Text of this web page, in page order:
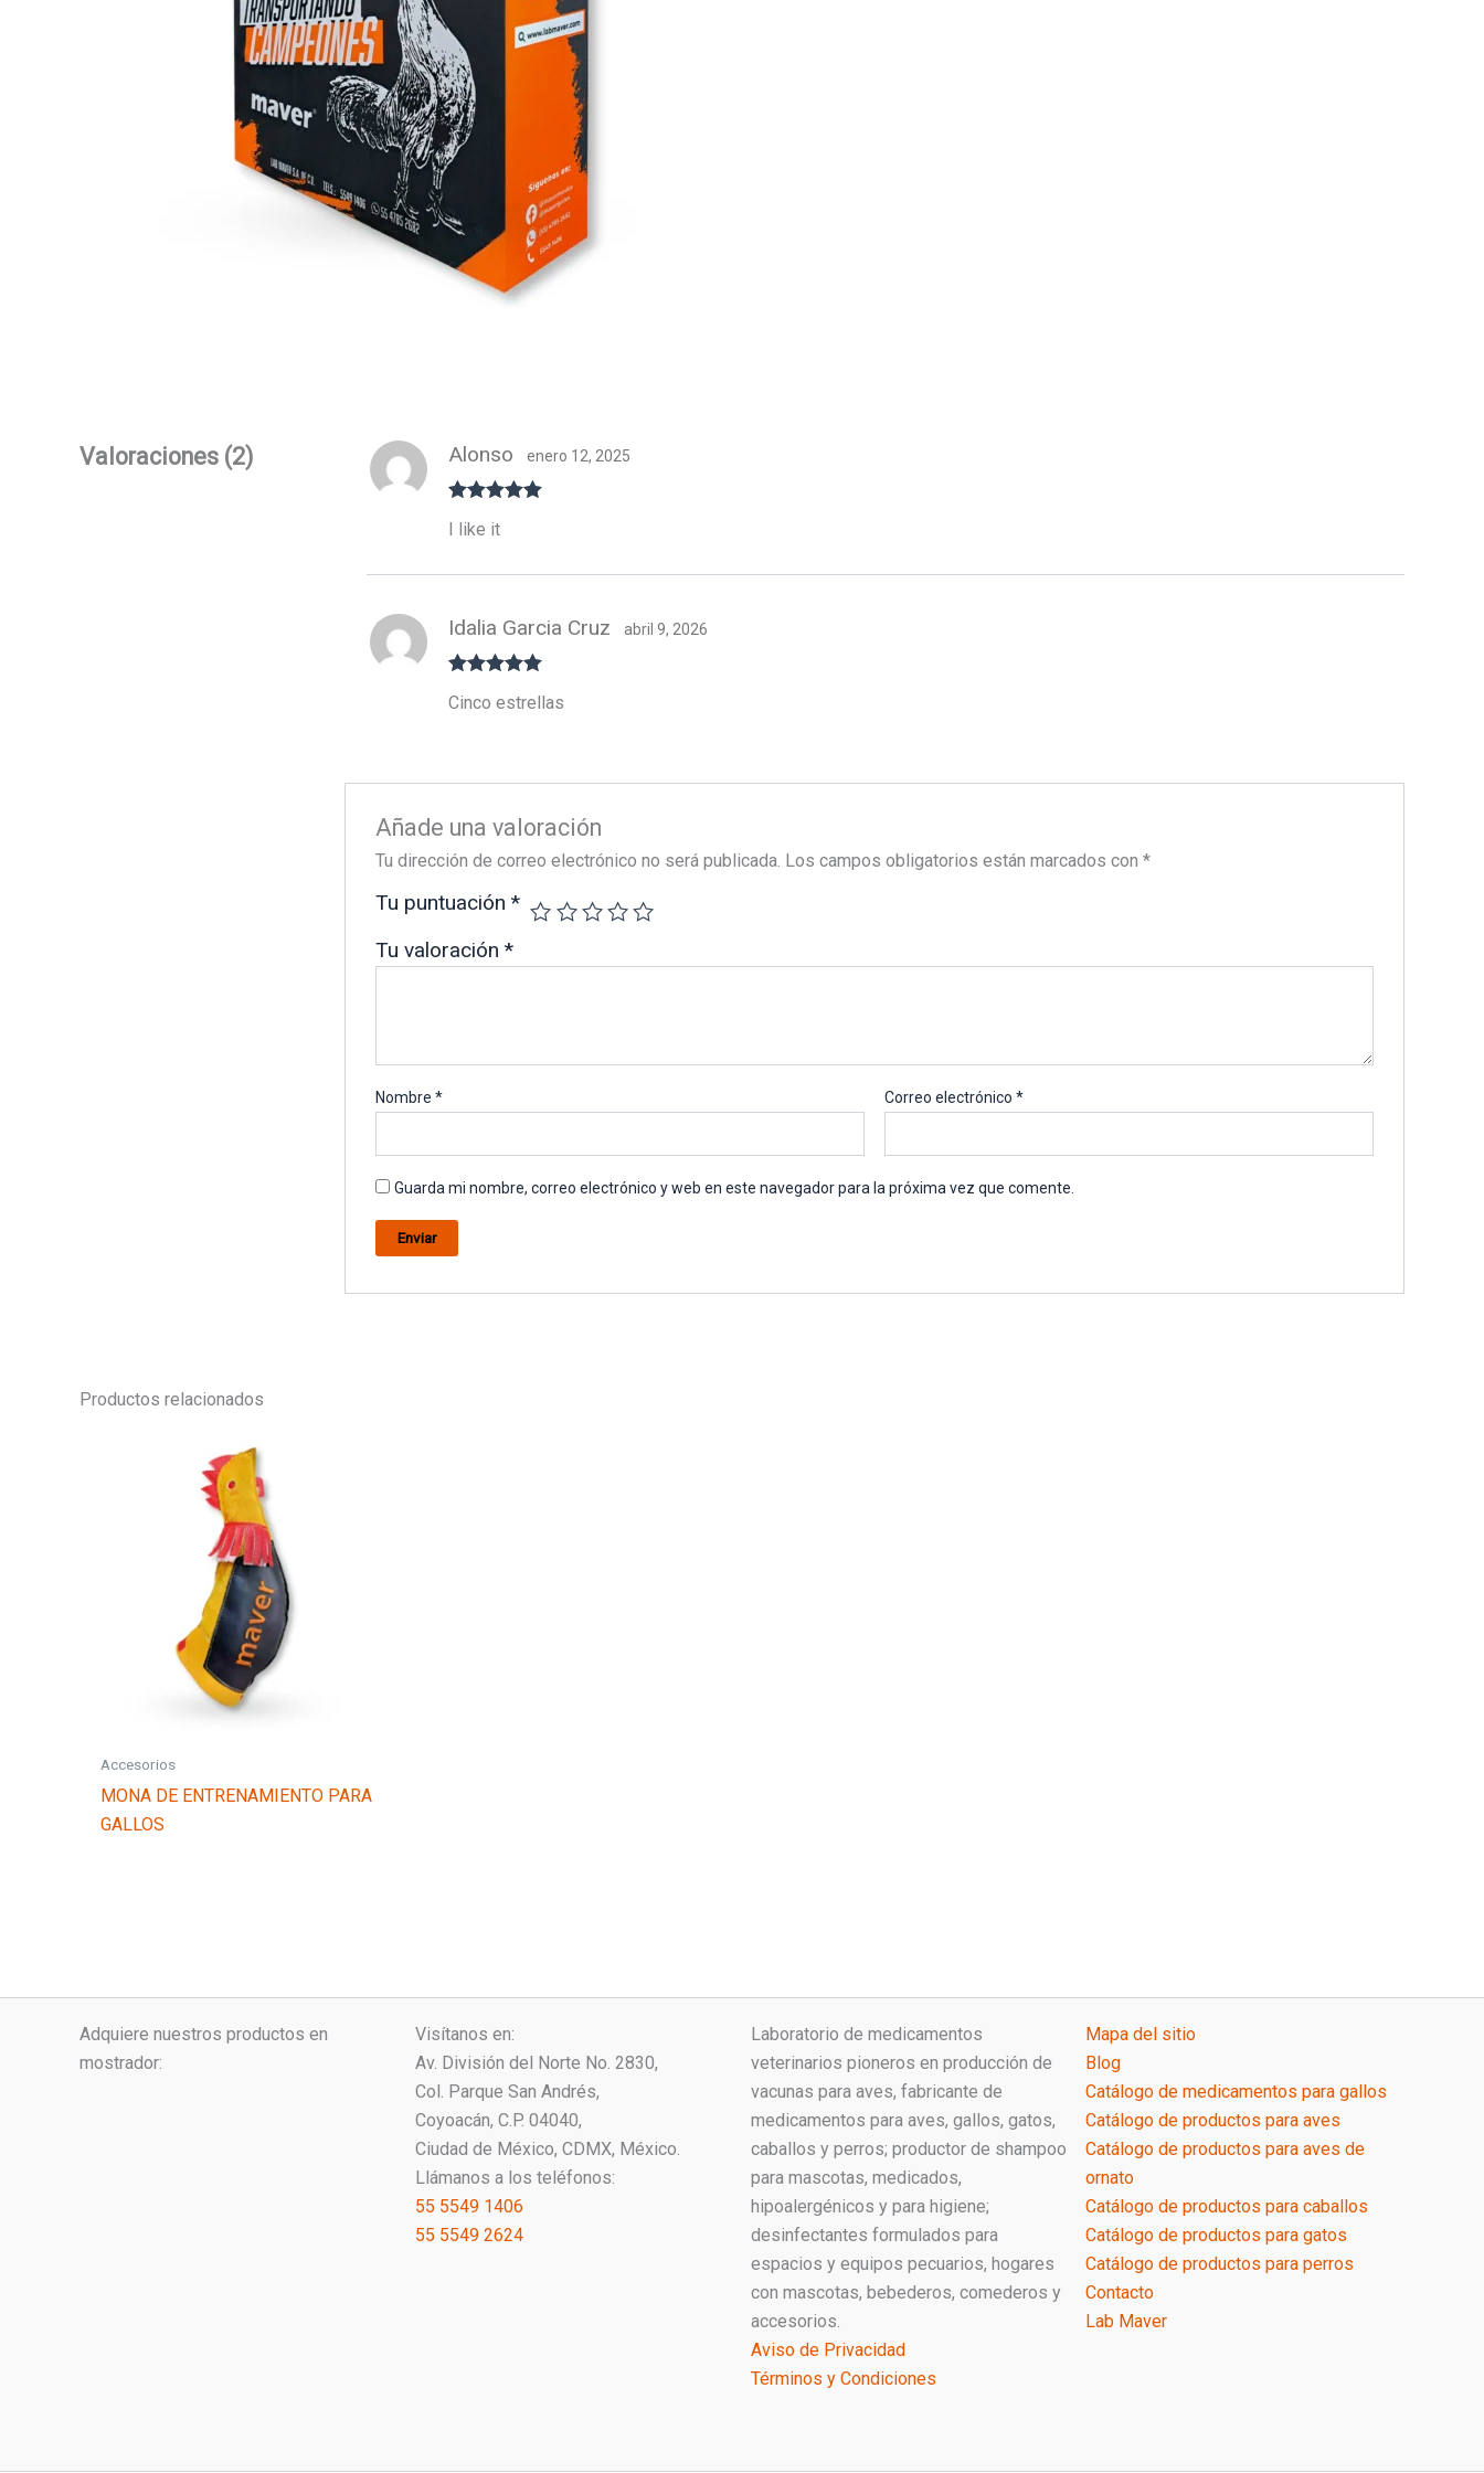
Valoraciones (2)
5 de 5
Alonso enero 12, 2025
I like it
5de 5
Idalia Garcia Cruz abril 9, 2026
Cinco estrellas
Añade una valoración
Tu dirección de correo electrónico no será publicada. Los campos obligatorios están marcados con *
Tu puntuación *
Tu valoración *
Nombre * Correo electrónico*
Guarda mi nombre, correo electrónico y web en este navegador para la próxima vez que comente.
Productos relacionados
Accesorios
MONA DE ENTRENAMIENTO PARA
GALLOS
Adquiere nuestros productos en
mostrador:
Visítanos en:
Av. División del Norte No. 2830,
Col. Parque San Andrés,
Coyoacán, C.P. 04040,
Ciudad de México, CDMX, México.
Llámanos a los teléfonos:
55 5549 1406
55 5549 2624
Laboratorio de medicamentos
veterinarios pioneros en producción de
vacunas para aves, fabricante de
medicamentos para aves, gallos, gatos,
caballos y perros; productor de shampoo
para mascotas, medicados,
hipoalergénicos y para higiene;
desinfectantes formulados para
espacios y equipos pecuarios, hogares
con mascotas, bebederos, comederos y
accesorios.
Aviso de Privacidad
Términos y Condiciones
Mapa del sitio
Blog
Catálogo de medicamentos para gallos
Catálogo de productos para aves
Catálogo de productos para aves de
ornato
Catálogo de productos para caballos
Catálogo de productos para gatos
Catálogo de productos para perros
Contacto
Lab Maver